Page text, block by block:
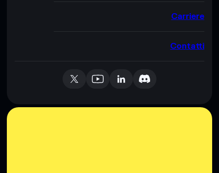
Carriere
Contatti